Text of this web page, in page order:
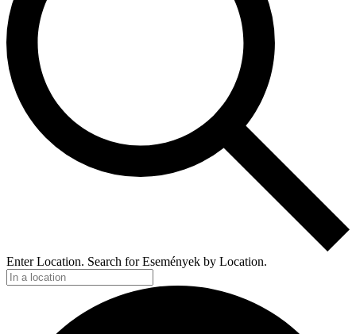
Enter Location. Search for Események by Location.